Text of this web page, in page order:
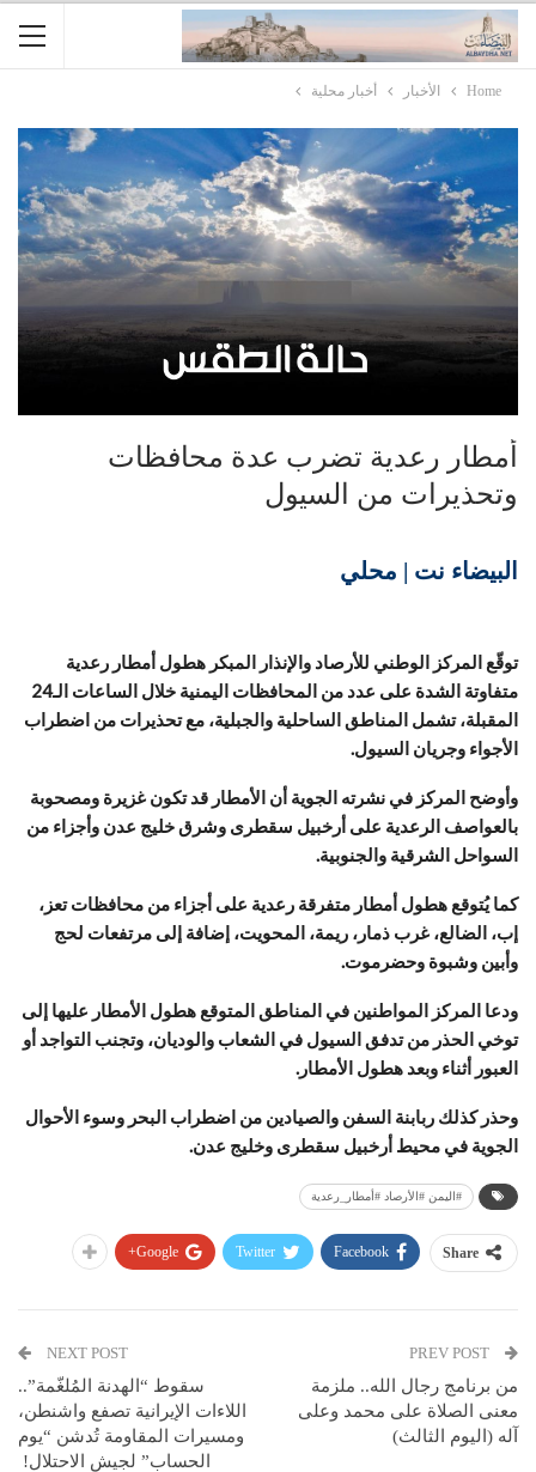
Home الأخبار أخبار محلية
أمطار رعدية تضرب عدة محافظات
وتحذيرات من السيول
البيضاء نت | محلي
توقّع المركز الوطني للأرصاد والإنذار المبكر هطول أمطار رعدية
متفاوتة الشدة على عدد من المحافظات اليمنية خلال الساعات الـ24
المقبلة، تشمل المناطق الساحلية والجبلية، مع تحذيرات من اضطراب
الأجواء وجريان السيول.
وأوضح المركز في نشرته الجوية أن الأمطار قد تكون غزيرة ومصحوبة
بالعواصف الرعدية على أرخبيل سقطرى وشرق خليج عدن وأجزاء من
السواحل الشرقية والجنوبية.
كما يُتوقع هطول أمطار متفرقة رعدية على أجزاء من محافظات تعز،
إب، الضالع، غرب ذمار، ريمة، المحويت، إضافة إلى مرتفعات لحج
وأبين وشبوة وحضرموت.
ودعا المركز المواطنين في المناطق المتوقع هطول الأمطار عليها إلى
توخي الحذر من تدفق السيول في الشعاب والوديان، وتجنب التواجد أو
العبور أثناء وبعد هطول الأمطار.
وحذر كذلك ربابنة السفن والصيادين من اضطراب البحر وسوء الأحوال
الجوية في محيط أرخبيل سقطرى وخليج عدن.
#اليمن #الأرصاد #أمطار_رعدية
Share
Facebook
Twitter
Google+
من برنامج رجال الله.. ملزمة
معنى الصلاة على محمد وعلى
آله (اليوم الثالث)
NEXT POST
سقوط “الهدنة المُلغّمة”..
اللاءات الإيرانية تصفع واشنطن،
ومسيرات المقاومة تُدشن “يوم
الحساب” لجيش الاحتلال!